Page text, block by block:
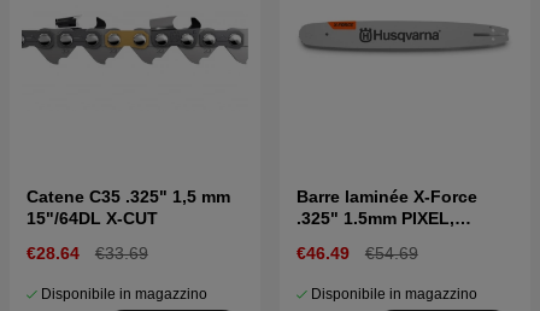
Catene C35 .325" 1,5 mm
15"/64DL X-CUT
€28.64
€33.69
Disponibile in magazzino
Barre laminée X-Force
.325" 1.5mm PIXEL,
piccola 13"
€46.49 €54.69
Disponibile in magazzino